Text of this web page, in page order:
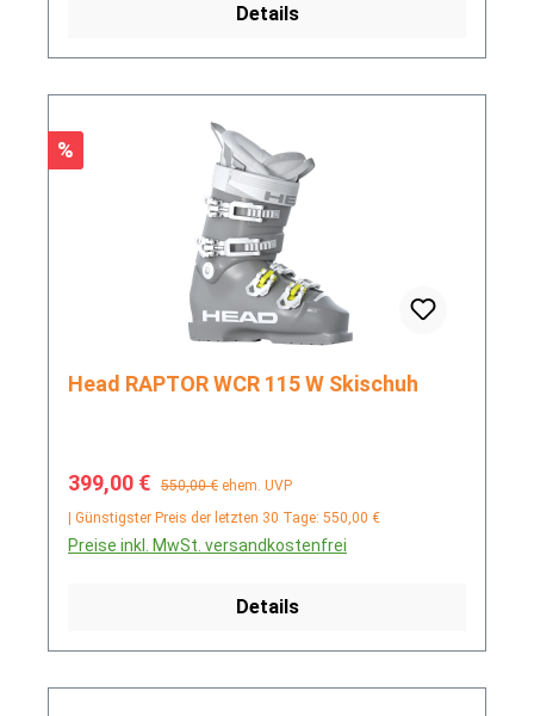
Details
Rabatt
%
Head RAPTOR WCR 115 W Skischuh
Verkaufspreis:
399,00 € Regulärer Preis:
550,00 € ehem. UVP
| Günstigster Preis der letzten 30 Tage: 550,00 €
Preise inkl. MwSt. versandkostenfrei
Details